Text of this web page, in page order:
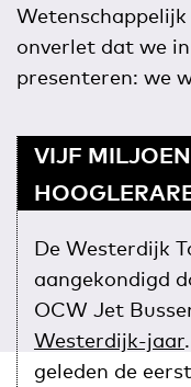
onverlet dat we
presenteren: we
VIJF
De Westerdijk
aangekondigd
OCW Jet
Westerdijk-jaar
geleden de